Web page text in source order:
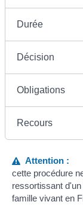
Durée
Décision
Obligations
Recours
Attention :
cette procédure
ressortissant d'un
famille vivant en